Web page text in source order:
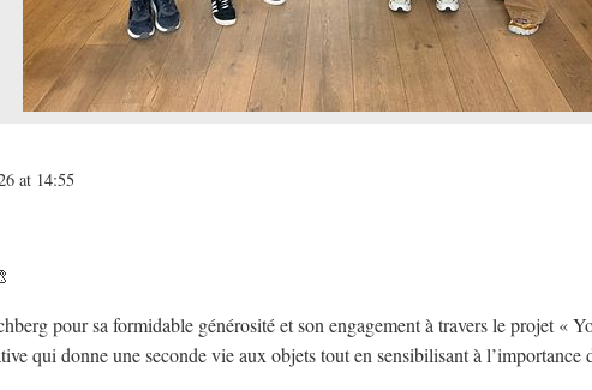
at 14:55
pour sa formidable générosité et son engagement à travers le projet «
qui donne une seconde vie aux objets tout en sensibilisant à l’importance